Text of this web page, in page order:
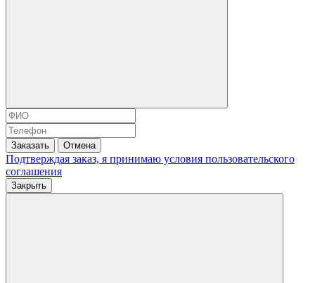
Заказать Отмена
Подтверждая заказ, я принимаю условия пользовательского
соглашения
Закрыть